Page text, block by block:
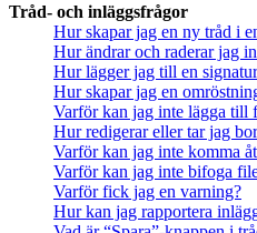
Tråd- och inläggsfrågor
Hur skapar jag en ny tråd i
Hur ändrar och raderar jag
Hur lägger jag till en
Hur skapar jag en
Varför kan jag inte lägga till
Hur redigerar eller tar jag
Varför kan jag inte komma
Varför kan jag inte bifoga
Varför fick jag en varning?
Hur kan jag rapportera